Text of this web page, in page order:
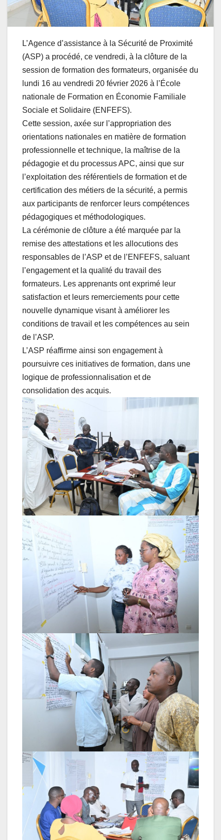
L’Agence d’assistance à la Sécurité de Proximité
(ASP) a procédé, ce vendredi, à la clôture de la
session de formation des formateurs, organisée du
lundi 16 au vendredi 20 février 2026 à l’École
nationale de Formation en Économie Familiale
Sociale et Solidaire (ENFEFS).
Cette session, axée sur l’appropriation des
orientations nationales en matière de formation
professionnelle et technique, la maîtrise de la
pédagogie et du processus APC, ainsi que sur
l’exploitation des référentiels de formation et de
certification des métiers de la sécurité, a permis
aux participants de renforcer leurs compétences
pédagogiques et méthodologiques.
La cérémonie de clôture a été marquée par la
remise des attestations et les allocutions des
responsables de l’ASP et de l’ENFEFS, saluant
l’engagement et la qualité du travail des
formateurs. Les apprenants ont exprimé leur
satisfaction et leurs remerciements pour cette
nouvelle dynamique visant à améliorer les
conditions de travail et les compétences au sein
de l’ASP.
L’ASP réaffirme ainsi son engagement à
poursuivre ces initiatives de formation, dans une
logique de professionnalisation et de
consolidation des acquis.